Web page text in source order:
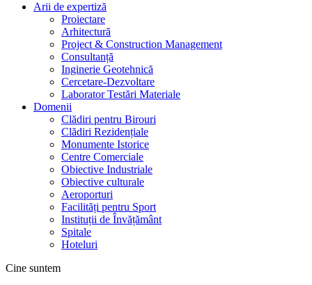
Arii de expertiză
Proiectare
Arhitectură
Project & Construction Management
Consultanță
Inginerie Geotehnică
Cercetare-Dezvoltare
Laborator Testări Materiale
Domenii
Clădiri pentru Birouri
Clădiri Rezidențiale
Monumente Istorice
Centre Comerciale
Obiective Industriale
Obiective culturale
Aeroporturi
Facilități pentru Sport
Instituții de Învățământ
Spitale
Hoteluri
Cine suntem